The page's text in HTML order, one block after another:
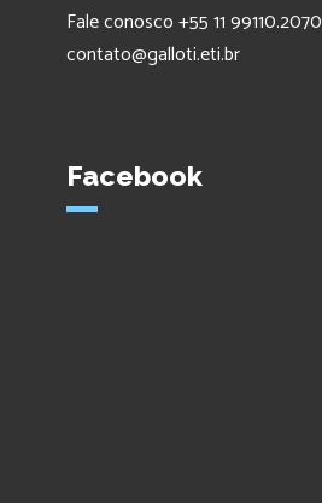
Fale conosco +55 11 99110.2070
contato@galloti.eti.br
Facebook